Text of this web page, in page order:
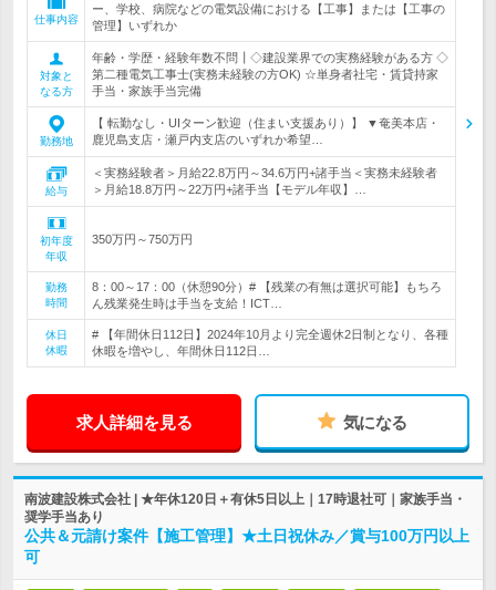
仕事内容
ー、学校、病院などの電気設備における【工事】または【工事の
管理】いずれか
対象と
なる方
年齢・学歴・経験年数不問┃◇建設業界での実務経験がある方 ◇
第二種電気工事士(実務未経験の方OK) ☆単身者社宅・賃貸持家
手当・家族手当完備
勤務地
【 転勤なし・UIターン歓迎（住まい支援あり）】 ▼奄美本店・
鹿児島支店・瀬戸内支店のいずれか希望…
給与
＜実務経験者＞月給22.8万円～34.6万円+諸手当＜実務未経験者
＞月給18.8万円～22万円+諸手当【モデル年収】…
初年度
年収
350万円～750万円
勤務
時間
8：00～17：00（休憩90分）# 【残業の有無は選択可能】もちろ
ん残業発生時は手当を支給！ICT…
休日
休暇
# 【年間休日112日】2024年10月より完全週休2日制となり、各種
休暇を増やし、年間休日112日…
求人詳細を見る 気になる
南波建設株式会社 | ★年休120日＋有休5日以上｜17時退社可｜家族手当・
奨学手当あり
公共＆元請け案件【施工管理】★土日祝休み／賞与100万円以上
可